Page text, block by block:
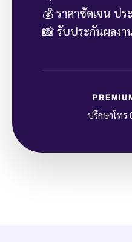
💰 ราคาชัดเจน ปร
📸 รับประกันผลงา
ปรึกษาโทร